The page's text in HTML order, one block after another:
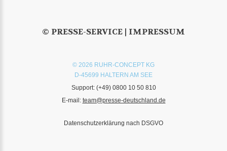
© PRESSE-SERVICE | IMPRESSUM
© 2026 RUHR-CONCEPT KG
D-45699 HALTERN AM SEE
Support: (+49) 0800 10 50 810
E-mail: team@presse-deutschland.de
Datenschutzerklärung nach DSGVO